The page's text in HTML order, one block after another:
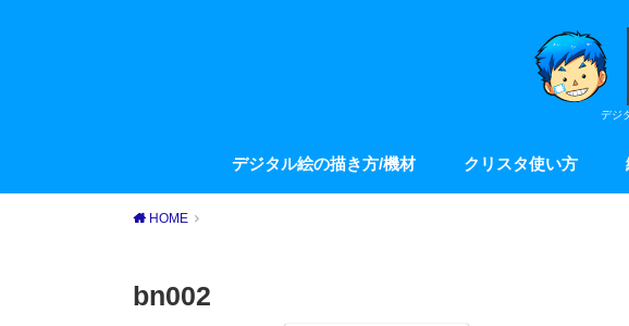
デジ
デジタル絵の描き方/機材 クリスタ使い方
HOME
bn002